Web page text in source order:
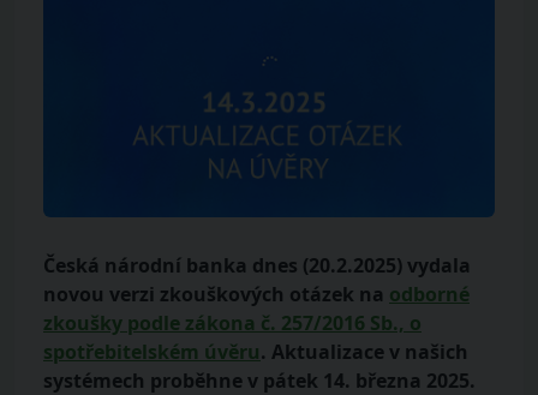
Česká národní banka dnes (20.2.2025) vydala
novou verzi zkouškových otázek na odborné
zkoušky podle zákona č. 257/2016 Sb., o
spotřebitelském úvěru. Aktualizace v našich
systémech proběhne v pátek 14. března 2025.